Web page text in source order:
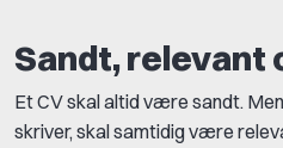
Sandt, relevant
Et CV skal altid være sandt.
skriver, skal samtidig være